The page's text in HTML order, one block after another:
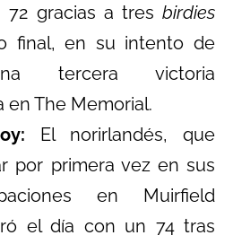
72 gracias a tres birdies
final, en su intento de
tercera victoria
en The Memorial.
El norirlandés, que
por primera vez en sus
en Muirfield
el día con un 74 tras